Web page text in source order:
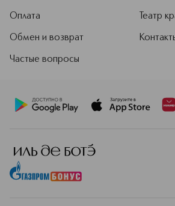
Оплата
Обмен и возврат
Частые вопросы
Театр